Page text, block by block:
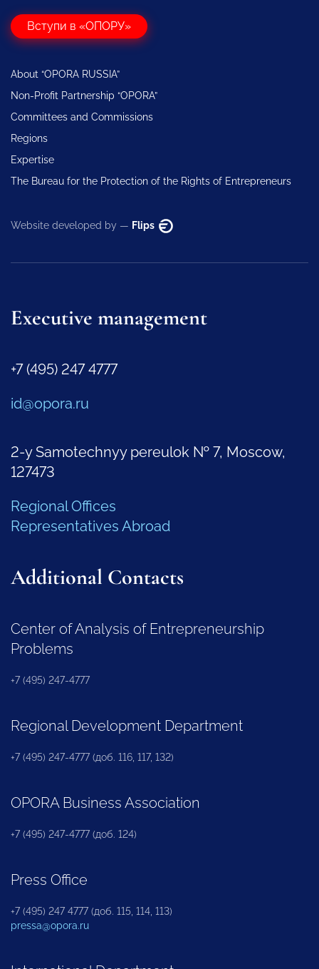
Вступи в «ОПОРУ»
About “OPORA RUSSIA”
Non-Profit Partnership “OPORA”
Committees and Commissions
Regions
Expertise
The Bureau for the Protection of the Rights of Entrepreneurs
Website developed by — Flips
Executive management
+7 (495) 247 4777
id@opora.ru
2-y Samotechnyy pereulok № 7, Moscow,
127473
Regional Offices
Representatives Abroad
Additional Contacts
Center of Analysis of Entrepreneurship
Problems
+7 (495) 247-4777
Regional Development Department
+7 (495) 247-4777 (доб. 116, 117, 132)
OPORA Business Association
+7 (495) 247-4777 (доб. 124)
Press Office
+7 (495) 247 4777 (доб. 115, 114, 113)
pressa@opora.ru